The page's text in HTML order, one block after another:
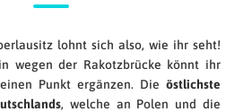
lohnt sich also, wie ihr seht!
wegen der Rakotzbrücke könnt ihr
Punkt ergänzen. Die östlichste
, welche an Polen und die